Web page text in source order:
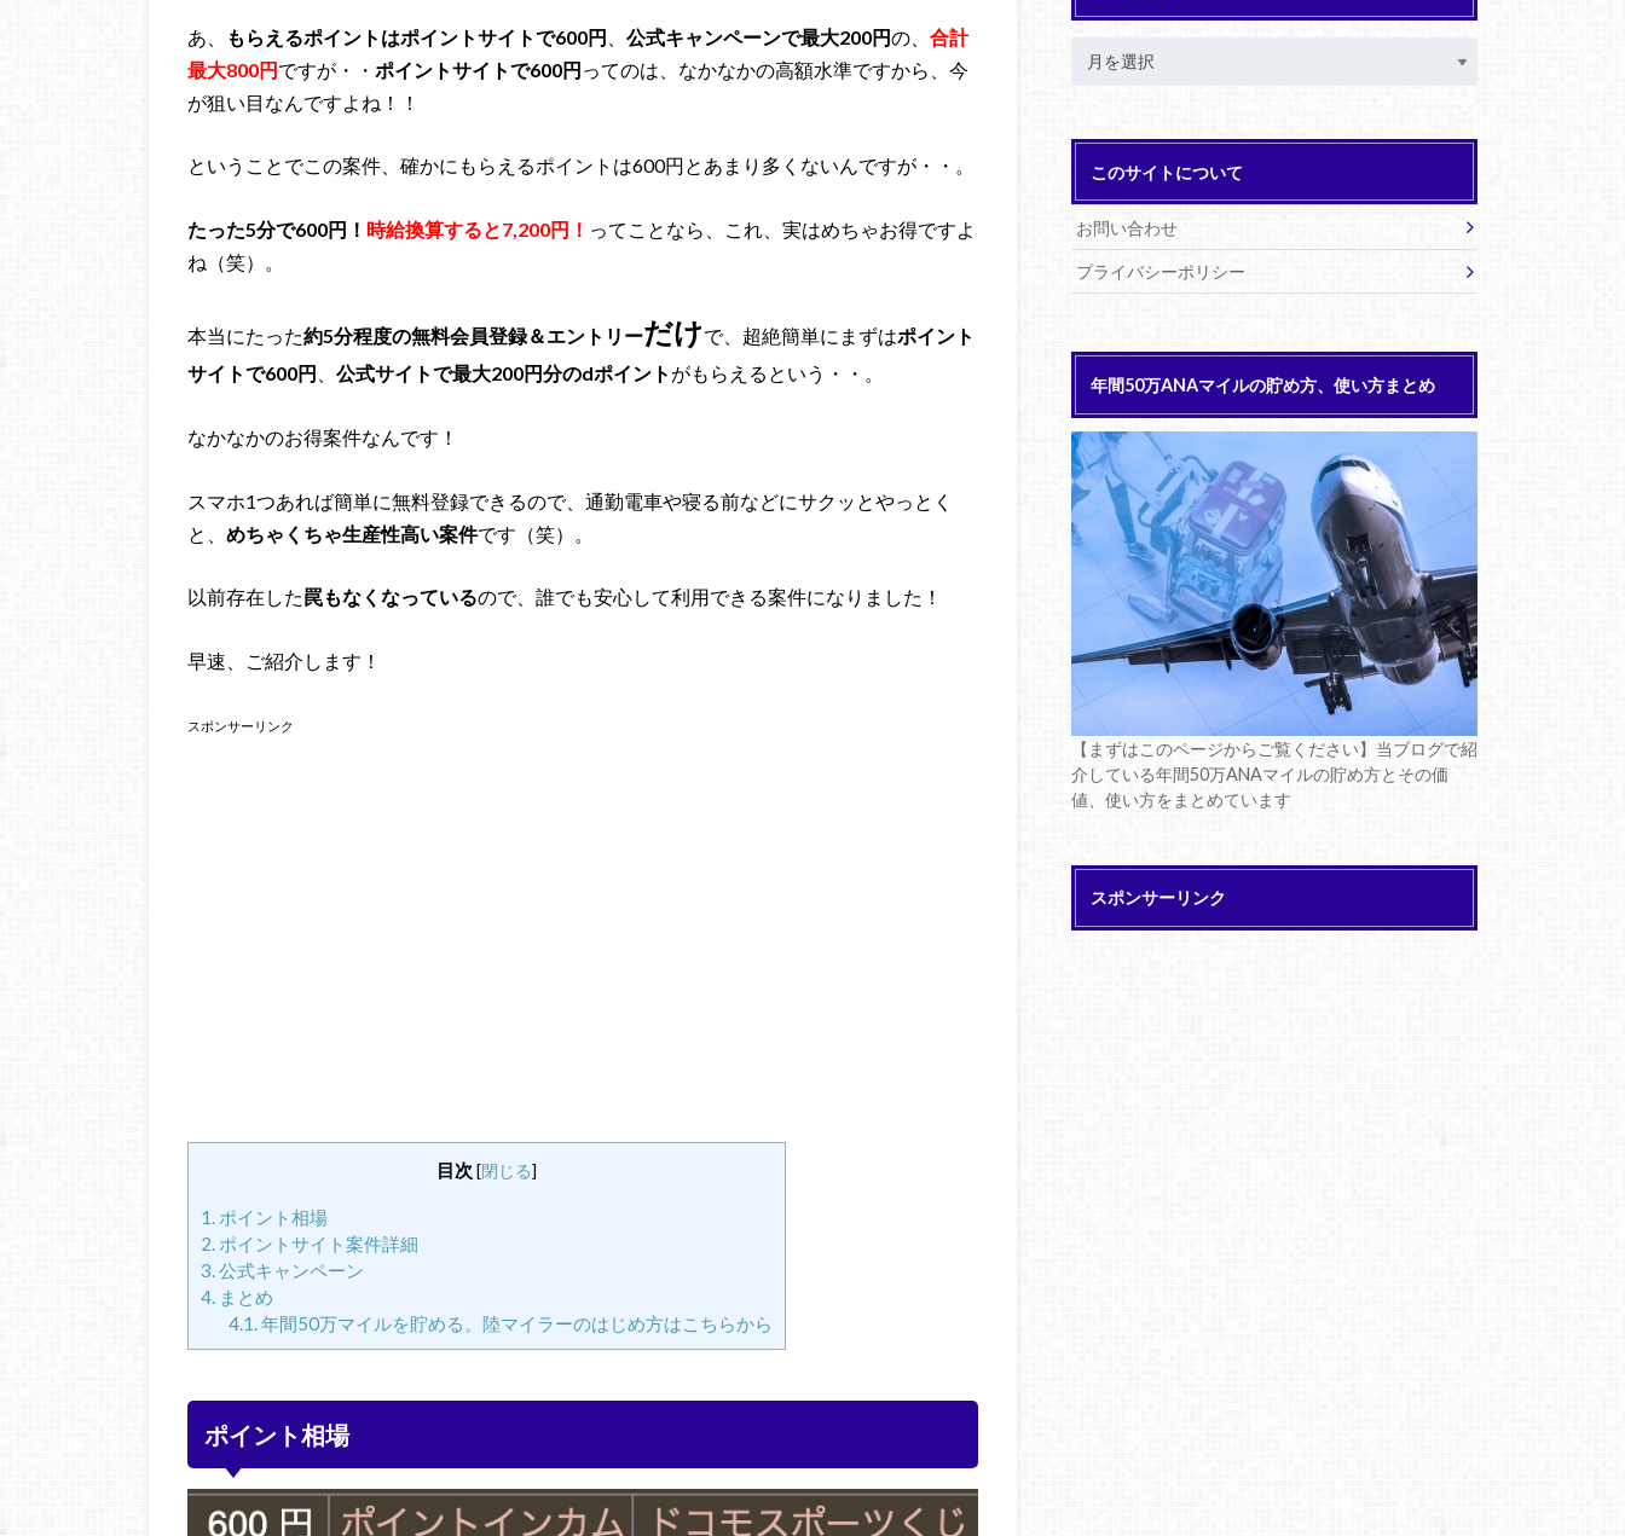
あ、 もらえるポイントはポイントサイトで600円 公式キャンペーンで最大200円の、 合計
最大800円ですが・・ ポイントサイトで600円ってのは、なかなかの高額水準ですから、今
が狙い目なんですよね！！
ということでこの案件、確かにもらえるポイントは600円とあまり多くないんですが・・。
たった5分で600円！ 時給換算すると7,200円！ ってことなら、これ、実はめちゃお得ですよ
ね（笑）。
本当にたった約5分程度の無料会員登録＆エントリーだけで、超絶簡単にまずはポイント
サイトで600円
公式サイトで最大200円分のdポイント がもらえるという・・。
なかなかのお得案件なんです！
スマホ1つあれば簡単に無料登録できるので、通勤電車や寝る前などにサクッとやっとく
と、 めちゃくちゃ生産性高い案件です（笑）。
以前存在した罠もなくなっているので、誰でも安心して利用できる案件になりました！
早速、ご紹介します！
スポンサーリンク
目次 [閉じる]
1. ポイント相場
2. ポイントサイト案件詳細
3.公式キャンペーン
4. まとめ
4.1.年間50万マイルを貯める。陸マイラーのはじめ方はこちらから
ポイント相場
このサイトについて
お問い合わせ
プライバシーポリシー
年間50万ANAマイルの貯め方、使い方まとめ
【まずはこのページからご覧ください】当ブログで紹
介している年間50万ANAマイルの貯め方とその価
値、使い方をまとめています
スポンサーリンク